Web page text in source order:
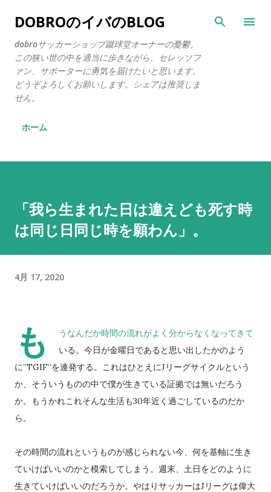
スキップしてメイン コンテンツに移動
DOBROのイバのBLOG
dobroサッカーショップ蹴球堂オーナーの憂鬱。
この狭い世の中を適当に歩きながら、セレッソフ
ァン、サポーターに勇気を届けたいと思います。
どうぞよろしくお願いします。シェアは推奨しま
せん。
ホーム
「我ら生まれた日は違えども死す時
は同じ日同じ時を願わん」。
4月 17, 2020
も
うなんだか時間の流れがよく分からなくなってきて
いる。今日が金曜日であると思い出したかのよう
に”TGIF”を連発する。これはひとえにJリーグサイクルという
か、そういうものの中で僕が生きている証拠では無いだろう
か。もうかれこれそんな生活も30年近く過ごしているのだか
ら。
その時間の流れというものが感じられない今、何を基軸に生き
ていけばいいのかと模索してしまう。週末、土日をどのように
生きていけばいいのだろうか。やはりサッカーはJリーグは偉大